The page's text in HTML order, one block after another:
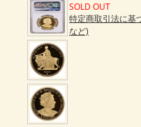
SOLD OUT
特定商取引法に基
など)